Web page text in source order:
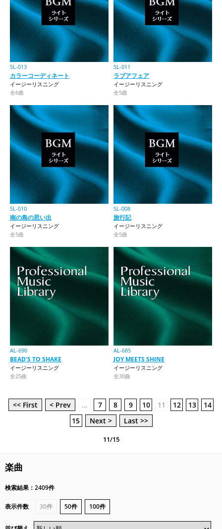
SL-013
カラーコーディネート
イージーリスニング
全6曲
SL-011
ラブアフェア
イージーリスニング
全5曲
SL-010
南の島の思い出
イージーリスニング
全5曲
SL-008
旅行記
イージーリスニング
全5曲
AL-690
BEAD'S TO SHAKE
イージーリスニング
全25曲
AL-685
JOY MEETS SHINE
イージーリスニング
全30曲
<< First < Prev … 7 8 9 10 11 12 13
14
15
Next > Last >>
11/15
楽曲
検索結果：2409件
表示件数 30件 50件 100件